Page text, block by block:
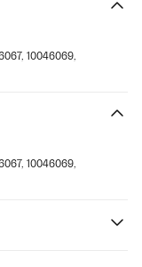
10046069,
10046069,